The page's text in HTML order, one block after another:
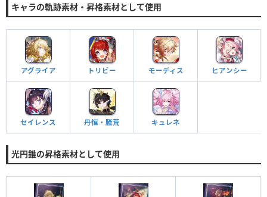
キャラの軌跡素材・昇格素材として使用
アグライア トリビー モーディス ヒアンシー
セイレンス 丹恒・騰荒 キュレネ
光円錐の昇格素材として使用